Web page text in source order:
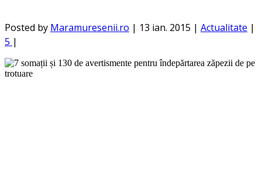
Posted by Maramuresenii.ro | 13 ian. 2015 | Actualitate |
5 |